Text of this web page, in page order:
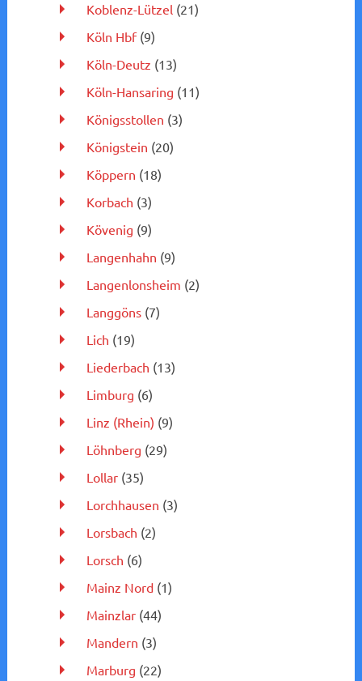
Koblenz-Lützel(21)
Köln Hbf(9)
Köln-Deutz (13)
Köln-Hansaring (11)
Königsstollen (3)
Königstein (20)
Köppern (18)
Korbach (3)
Kövenig (9)
Langenhahn (9)
Langenlonsheim (2)
Langgöns(7)
Lich (19)
Liederbach (13)
Limburg (6)
Linz (Rhein) (9)
Löhnberg (29)
Lollar(35)
Lorchhausen (3)
Lorsbach (2)
Lorsch (6)
Mainz Nord(1)
Mainzlar(44)
Mandern (3)
Marburg (22)